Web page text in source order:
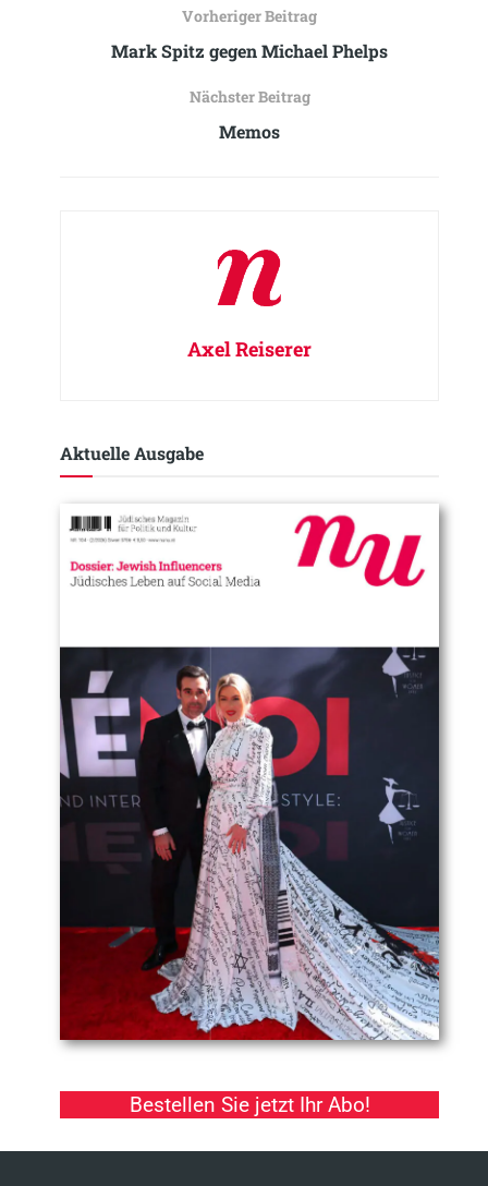
Vorheriger Beitrag
Mark Spitz gegen Michael Phelps
Nächster Beitrag
Memos
Axel Reiserer
Aktuelle Ausgabe​
Bestellen Sie jetzt Ihr Abo!